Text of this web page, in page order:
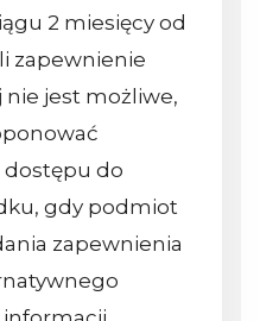
2 miesięcy od
zapewnienie
jest możliwe,
do
gdy podmiot
zapewnienia